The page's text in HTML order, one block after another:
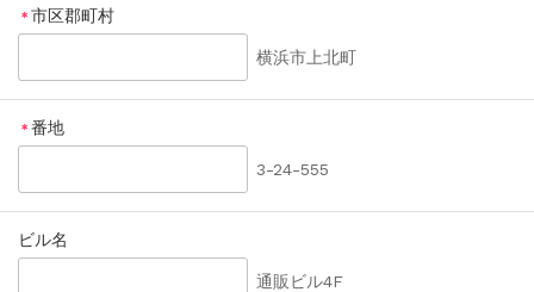
＊ 市区郡町村
横浜市上北町
＊ 番地
3-24-555
ビル名
通販ビル4F